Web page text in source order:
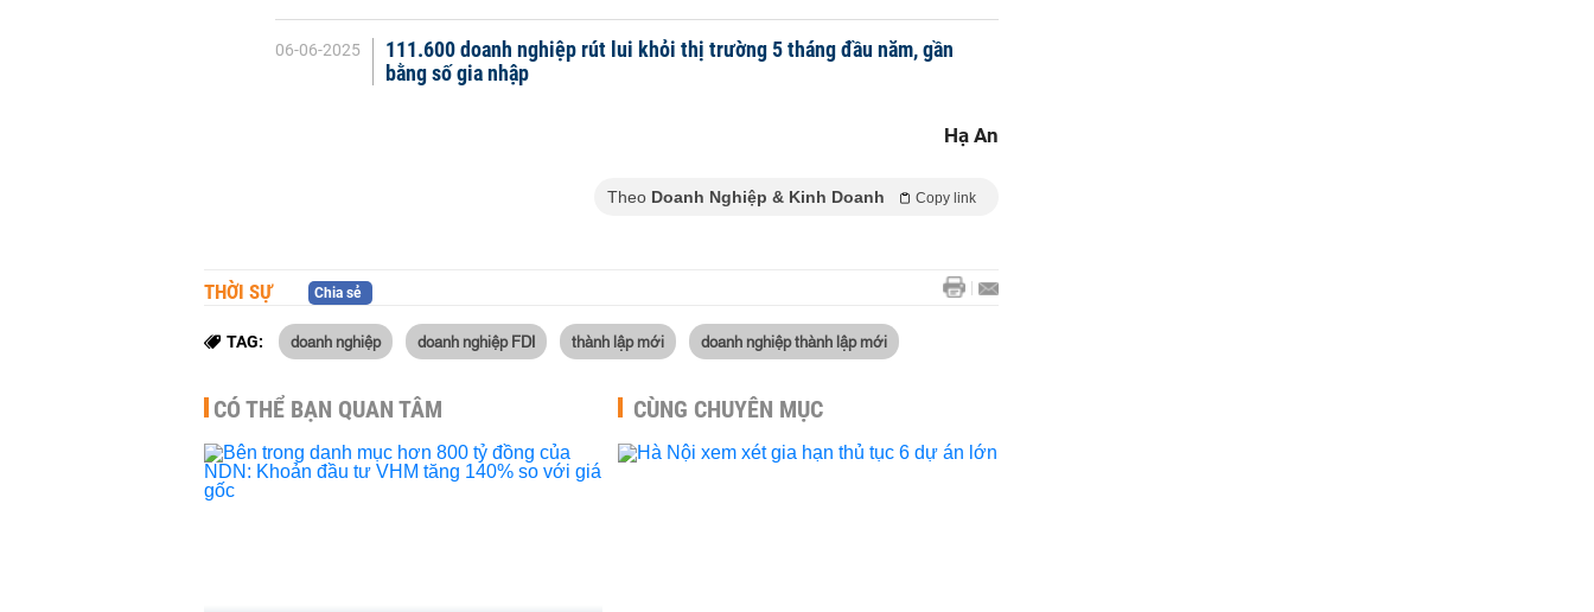
06-06-2025
111.600 doanh nghiệp rút lui khỏi thị trường 5 tháng đầu năm, gần
bằng số gia nhập
Hạ An
Theo Doanh Nghiệp & Kinh Doanh Copy link
THỜI SỰ Chia sẻ
TAG: doanh nghiệp doanh nghiệp FDI thành lập mới doanh nghiệp thành lập mới
CÓ THỂ BẠN QUAN TÂM CÙNG CHUYÊN MỤC